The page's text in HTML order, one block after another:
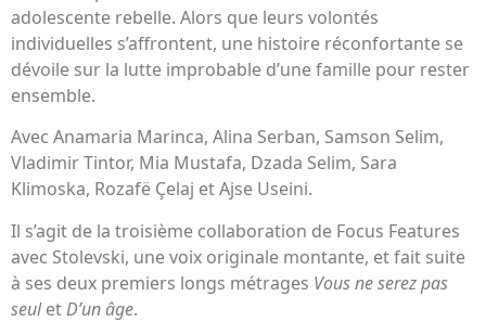
adolescente rebelle. Alors que leurs volontés
individuelles s’affrontent, une histoire réconfortante se
dévoile sur la lutte improbable d’une famille pour rester
ensemble.
Avec Anamaria Marinca, Alina Serban, Samson Selim,
Vladimir Tintor, Mia Mustafa, Dzada Selim, Sara
Klimoska, Rozafë Çelaj et Ajse Useini.
Il s’agit de la troisième collaboration de Focus Features
avec Stolevski, une voix originale montante, et fait suite
à ses deux premiers longs métrages Vous ne serez pas
seuletD’un âge.